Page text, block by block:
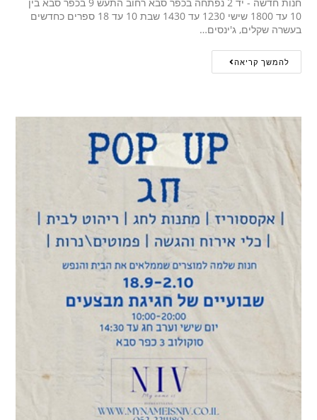
10 עד 1800 שישי 1230 עד 1430 שבת 10 עד 18 ספרים כחדשים
בעשרה שקלים, ג'ינסים…
להמשך קריאה